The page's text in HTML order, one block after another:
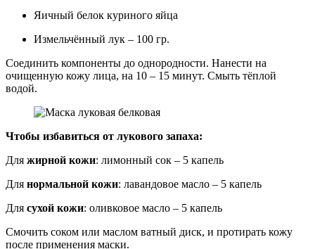
Яичный белок куриного яйца
Измельчённый лук – 100 гр.
Соединить компоненты до однородности. Нанести на
очищенную кожу лица, на 10 – 15 минут. Смыть тёплой
водой.
Чтобы избавиться от лукового запаха:
Для жирной кожи: лимонный сок – 5 капель
Для нормальной кожи: лавандовое масло – 5 капель
Для сухой кожи: оливковое масло – 5 капель
Смочить соком или маслом ватный диск, и протирать кожу
после применения маски.